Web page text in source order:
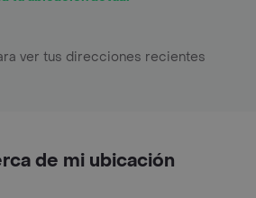
ver tus direcciones recientes
de mi ubicación